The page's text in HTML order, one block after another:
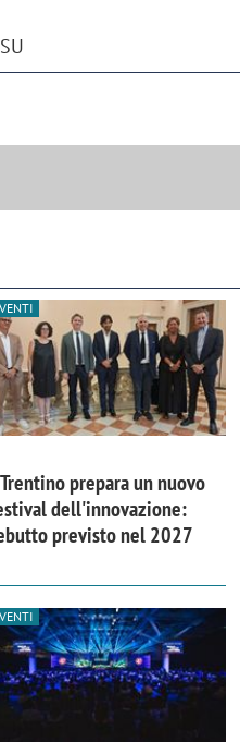
prepara un nuovo
dell'innovazione:
previsto nel 2027